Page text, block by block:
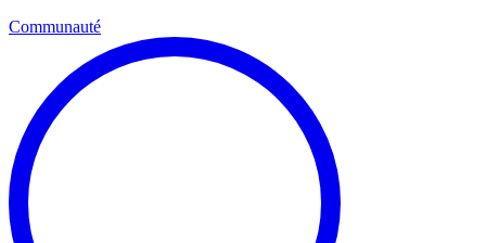
Communauté